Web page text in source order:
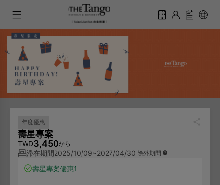
年度優惠
壽星專案
TWD3,450から
滞在期間2025/10/09~2027/04/30 除外期間
壽星專案優惠1